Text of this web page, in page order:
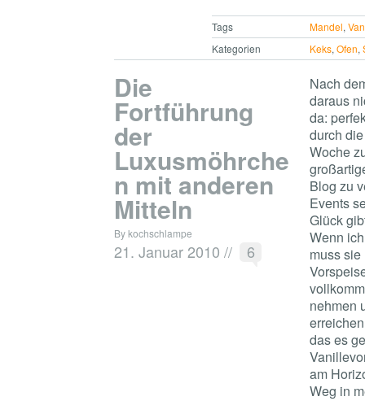
Tags Mandel,
Kategorien
Keks,Ofen,
Die
Fortführung
der
Luxusmöhrche
n mit anderen
Mitteln
By kochschlampe
21. Januar 2010 // 6
Nach
daraus
da:
durch
Woche
Blog zu
Events
Glück
Wenn
muss
nehmen
das es
am
Weg in